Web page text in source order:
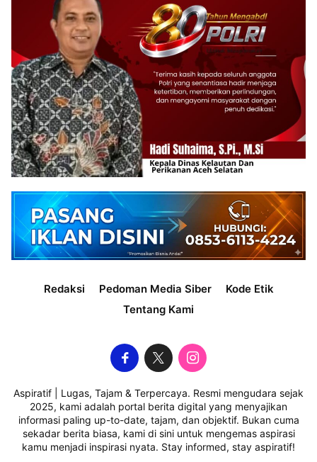
Redaksi Pedoman Media Siber
Kode Etik
Tentang Kami
Aspiratif | Lugas, Tajam & Terpercaya. Resmi mengudara sejak
2025, kami adalah portal berita digital yang menyajikan
informasi paling up-to-date, tajam, dan objektif. Bukan cuma
sekadar berita biasa, kami di sini untuk mengemas aspirasi
kamu menjadi inspirasi nyata. Stay informed, stay aspiratif!